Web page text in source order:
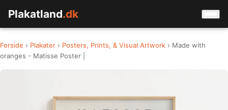
Plakatland.dk
Forside › Plakater › Posters, Prints, & Visual Artwork › Made with
oranges - Matisse Poster |